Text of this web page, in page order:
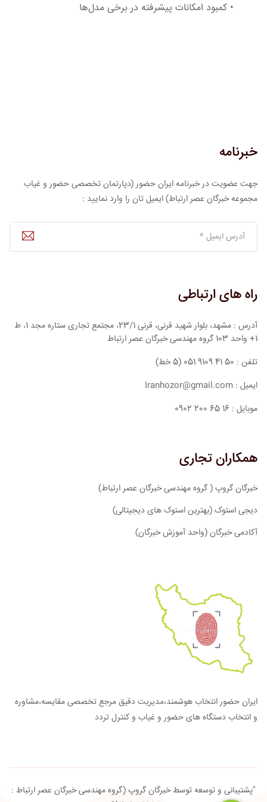
• کمبود امکانات پیشرفته در برخی مدل‌ها
خبرنامه
جهت عضویت در خبرنامه ایران حضور (دپارتمان تخصصی حضور و غیاب
مجموعه خبرگان عصر ارتباط) ایمیل تان را وارد نمایید :
راه های ارتباطی
آدرس : مشهد، بلوار شهید قرنی، قرنی 23/1، مجتمع تجاری ستاره مجد 1، ط
1+ واحد 103 گروه مهندسی خبرگان عصر ارتباط
تلفن : 50 41 9109 051 (5 خط)
ایمیل : Iranhozor@gmail.com
موبایل : 16 65 200 0902
همکاران تجاری
خبرگان گروپ ( گروه مهندسی خبرگان عصر ارتباط)
دیجی استوک (بهترین استوک های دیجیتالی)
آکادمی خبرگان (واحد آموزش خبرگان)
ایران حضور انتخاب هوشمند،مدیریت دقیق مرجع تخصصی مقایسه،مشاوره
و انتخاب دستگاه های حضور و غیاب و کنترل تردد
"پشتیبانی و توسعه توسط خبرگان گروپ (گروه مهندسی خبرگان عصر ارتباط :